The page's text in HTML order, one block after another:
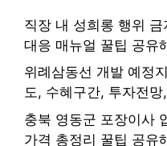
직장 내 성희롱 행위
대응 매뉴얼 꿀팁 공유
위례삼동선 개발 예정
도, 수혜구간, 투자전
충북 영동군 포장이사
가격 총정리 꿀팁 공유